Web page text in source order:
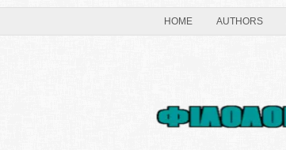
HOME AUTHORS